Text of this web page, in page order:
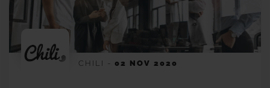
CHILI - 02 NOV 2020